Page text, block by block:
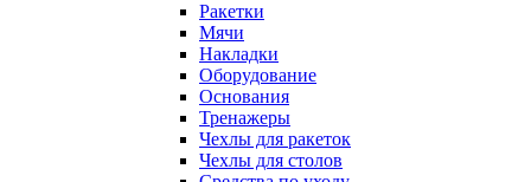
Ракетки
Мячи
Накладки
Оборудование
Основания
Тренажеры
Чехлы для ракеток
Чехлы для столов